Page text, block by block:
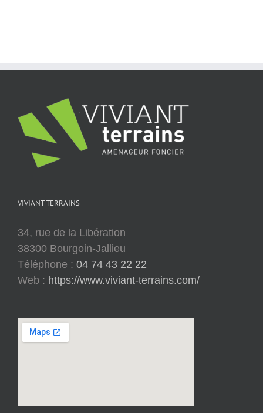
VIVIANT TERRAINS
34, rue de la Libération
38300 Bourgoin-Jallieu
Téléphone : 04 74 43 22 22
Web : https://www.viviant-terrains.com/